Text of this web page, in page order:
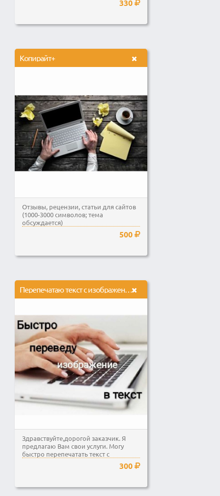
330
Копирайт+
Отзывы, рецензии, статьи для сайтов
(1000-3000 символов; тема
обсуждается)
500
Перепечатаю текст с изображения.
Здравствуйте,дорогой заказчик. Я
предлагаю Вам свои услуги. Могу
быстро перепечатать текст с
300